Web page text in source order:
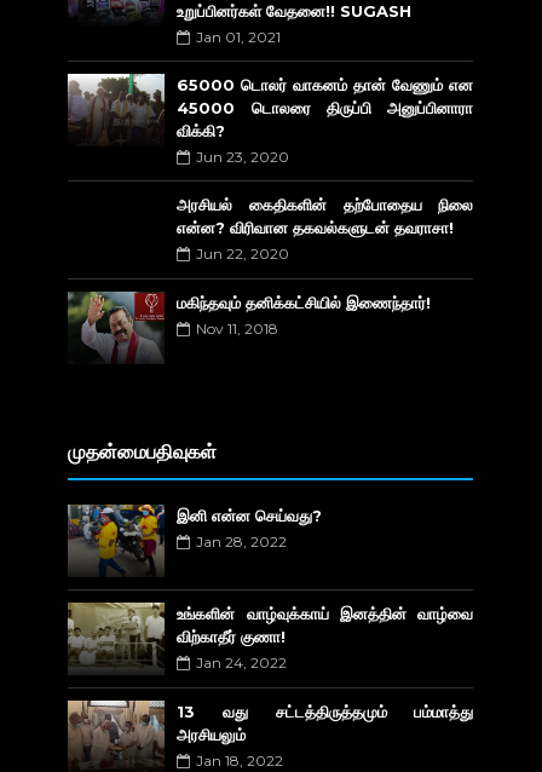
உறுப்பினர்கள் வேதனை!! SUGASH
Jan 01, 2021
65000 டொலர் வாகனம் தான் வேணும் என
45000 டொலரை திருப்பி அனுப்பினாரா
விக்கி?
Jun 23, 2020
அரசியல் கைதிகளின் தற்போதைய நிலை
என்ன? விரிவான தகவல்களுடன் தவராசா!
Jun 22, 2020
மகிந்தவும் தனிக்கட்சியில் இணைந்தார்!
Nov 11, 2018
முதன்மைபதிவுகள்
இனி என்ன செய்வது?
Jan 28, 2022
உங்களின் வாழ்வுக்காய் இனத்தின் வாழ்வை
விற்காதீர் குணா!
Jan 24, 2022
13 வது சட்டத்திருத்தமும் பம்மாத்து
அரசியலும்
Jan 18, 2022